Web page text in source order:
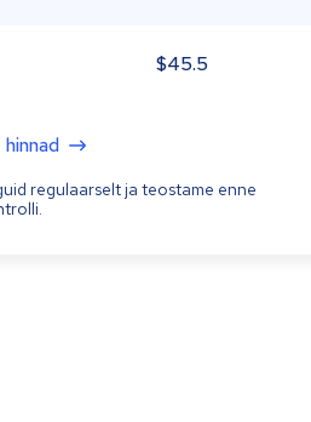
$45.5
regulaarselt ja teostame enne